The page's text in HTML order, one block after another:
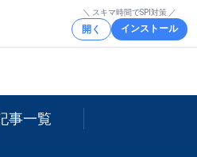
＼ スキマ時間でSPI対策 ／
開く インストール
事一覧